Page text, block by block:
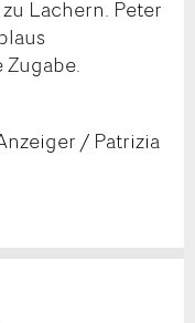
Lachern. Peter
/ Patrizia